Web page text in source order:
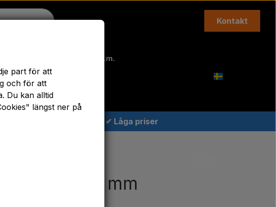
Kontakt
Dragbommar - Topplänkar m.m.
Päron Färg Agricolour
Erbjudande
✔ Låga priser
stål 25- 40 mm
part för att
och för att
Du kan alltid
längst ner på